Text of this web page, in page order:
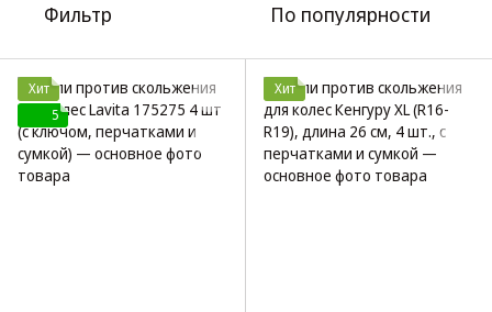
Фильтр По популярности
Хит
5
Хит